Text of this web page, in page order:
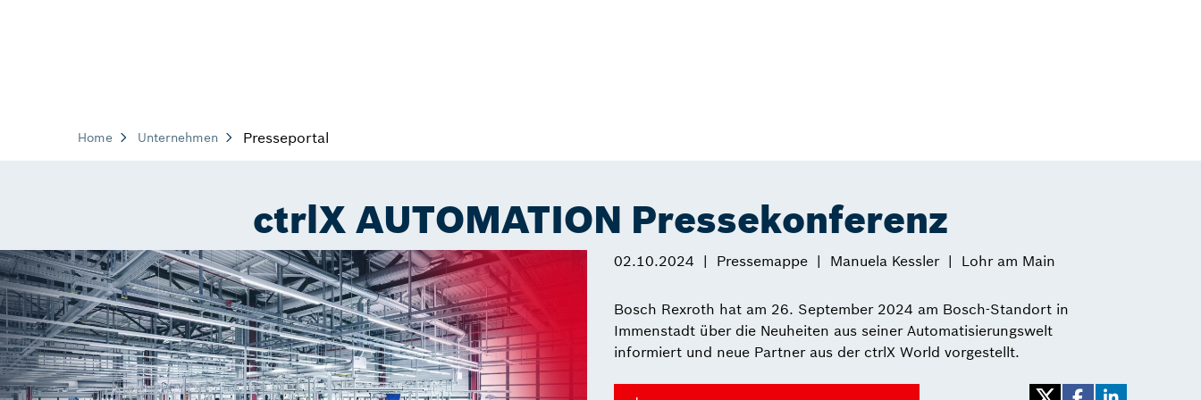
Home Unternehmen Presseportal
ctrlX AUTOMATION Pressekonferenz
02.10.2024 Pressemappe Manuela Kessler Lohr am Main
Bosch Rexroth hat am 26. September 2024 am Bosch-Standort in
Immenstadt über die Neuheiten aus seiner Automatisierungswelt
informiert und neue Partner aus der ctrlX World vorgestellt.